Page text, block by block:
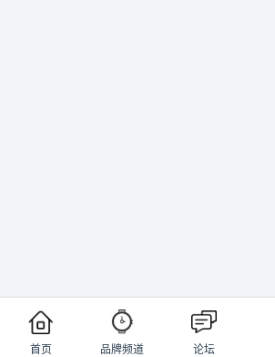
首页 品牌频道 论坛